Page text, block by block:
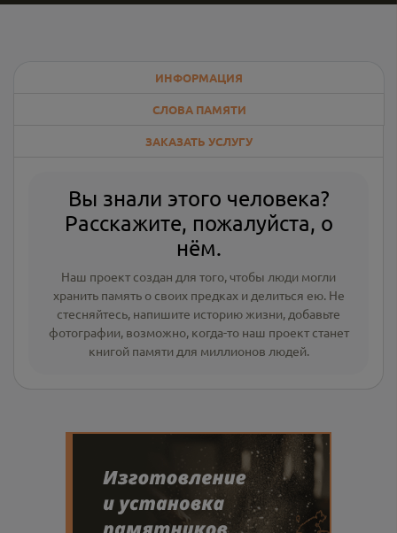
ИНФОРМАЦИЯ
СЛОВА ПАМЯТИ
ЗАКАЗАТЬ УСЛУГУ
Вы знали этого человека?
Расскажите, пожалуйста, о
нём.
Наш проект создан для того, чтобы люди могли
хранить память о своих предках и делиться ею. Не
стесняйтесь, напишите историю жизни, добавьте
фотографии, возможно, когда-то наш проект станет
книгой памяти для миллионов людей.